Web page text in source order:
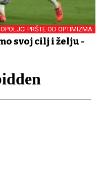
PRŠTE OD OPTIMIZMA
svoj cilj i želju -